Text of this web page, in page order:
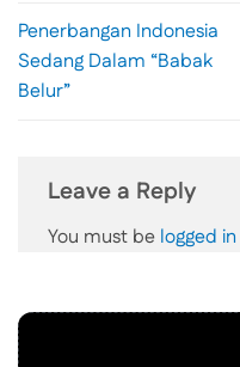
Penerbangan Indonesia
Sedang Dalam “Babak
Belur”
Leave a Reply
You must be logged in